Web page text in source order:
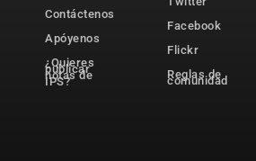
Contáctenos
Apóyenos
¿Quieres
publicar
notas de
IPS?
Facebook
Flickr
Reglas de
comunidad